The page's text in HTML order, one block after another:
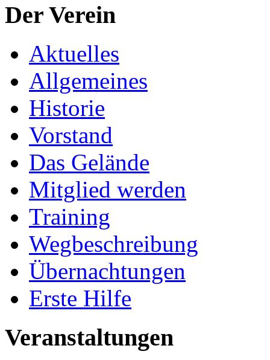
Der Verein
Aktuelles
Allgemeines
Historie
Vorstand
Das Gelände
Mitglied werden
Training
Wegbeschreibung
Übernachtungen
Erste Hilfe
Veranstaltungen